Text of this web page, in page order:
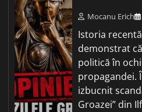
Mocanu Erich
Istoria
demonstrat
politică în
propagandei.
izbucnit
Groazei” din